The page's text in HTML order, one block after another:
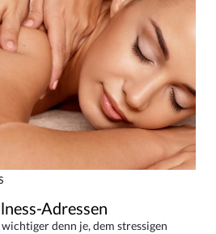
Adressen
denn je, dem stressigen